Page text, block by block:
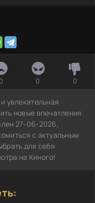
0 0 0
увлекательная
новые впечатления
27-06-2026,
с актуальным
для себя
на Киного!